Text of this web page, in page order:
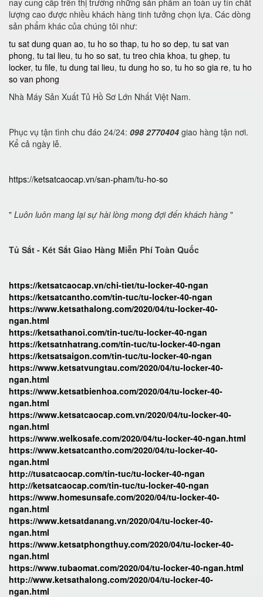
nay cung cấp trên thị trường những sản phẩm an toàn uy tín chất
lượng cao được nhiều khách hàng tinh tưởng chọn lựa. Các dòng
sản phẩm khác của chúng tôi như:
tu sat dung quan ao, tu ho so thap, tu ho so dep, tu sat van
phong, tu tai lieu, tu ho so sat, tu treo chia khoa, tu ghep, tu
locker, tu file, tu dung tai lieu, tu dung ho so, tu ho so gia re, tu ho
so van phong
Nhà Máy Sản Xuất Tủ Hồ Sơ Lớn Nhất Việt Nam.
Phục vụ tận tình chu đáo 24/24: 098 2770404 giao hàng tận nơi.
Kể cả ngày lễ.
https://ketsatcaocap.vn/san-pham/tu-ho-so
" Luôn luôn mang lại sự hài lòng mong đợi đến khách hàng "
Tủ Sắt - Két Sắt Giao Hàng Miễn Phí Toàn Quốc
https://ketsatcaocap.vn/chi-tiet/tu-locker-40-ngan
https://ketsatcantho.com/tin-tuc/tu-locker-40-ngan
https://www.ketsathalong.com/2020/04/tu-locker-40-
ngan.html
https://ketsathanoi.com/tin-tuc/tu-locker-40-ngan
https://ketsatnhatrang.com/tin-tuc/tu-locker-40-ngan
https://ketsatsaigon.com/tin-tuc/tu-locker-40-ngan
https://www.ketsatvungtau.com/2020/04/tu-locker-40-
ngan.html
https://www.ketsatbienhoa.com/2020/04/tu-locker-40-
ngan.html
https://www.ketsatcaocap.com.vn/2020/04/tu-locker-40-
ngan.html
https://www.welkosafe.com/2020/04/tu-locker-40-ngan.html
https://www.ketsatcantho.com/2020/04/tu-locker-40-
ngan.html
http://tusatcaocap.com/tin-tuc/tu-locker-40-ngan
http://ketsatcaocap.com/tin-tuc/tu-locker-40-ngan
https://www.homesunsafe.com/2020/04/tu-locker-40-
ngan.html
https://www.ketsatdanang.vn/2020/04/tu-locker-40-
ngan.html
https://www.ketsatphongthuy.com/2020/04/tu-locker-40-
ngan.html
https://www.tubaomat.com/2020/04/tu-locker-40-ngan.html
http://www.ketsathalong.com/2020/04/tu-locker-40-
ngan.html